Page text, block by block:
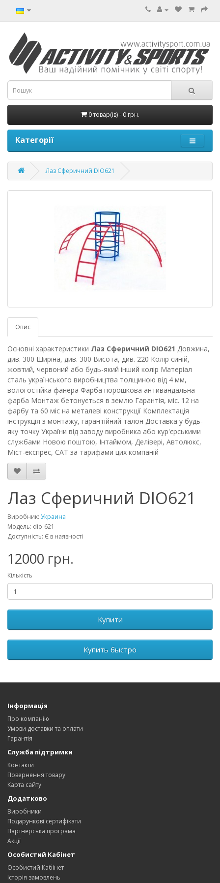
0 товар(ів) - 0 грн.
Категорії
Лаз Сферичний DIO621
Опис
Основні характеристики Лаз Сферичний DIO621 Довжина,
див. 300 Ширіна, див. 300 Висота, див. 220 Колір синій,
жовтий, червоний або будь-який інший колір Матеріал
сталь українського виробництва толщиною від 4 мм,
вологостійка фанера Фарба порошкова антивандальна
фарба Монтаж бетонується в землю Гарантія, міс. 12 на
фарбу та 60 міс на металеві конструкції Комплектація
інструкція з монтажу, гарантійний талон Доставка у будь-
яку точку України від заводу виробника або кур'єрськими
службами Новою поштою, Інтаймом, Делівері, Автолюкс,
Міст-експрес, CAT за тарифами цих компаній
Лаз Сферичний DIO621
Виробник: Украина
Модель: dio-621
Доступність: Є в наявності
12000 грн.
Кількість
Купити
Купить быстро
Інформація
Про компанію
Умови доставки та оплати
Гарантія
Служба підтримки
Контакти
Повернення товару
Карта сайту
Додатково
Виробники
Подарункові сертифікати
Партнерська програма
Акції
Особистий Кабінет
Особистий Кабінет
Історія замовлень